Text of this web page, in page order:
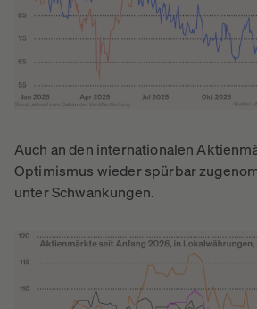
Auch an den internationalen
Optimismus wieder spürbar
unter Schwankungen.